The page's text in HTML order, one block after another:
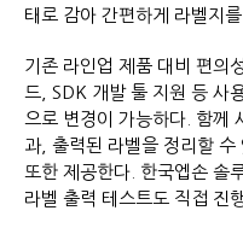
태로 감아 간편하게 라벨지
기존 라인업 제품 대비 편의
드, SDK 개발 툴 지원 등 사
으로 변경이 가능하다. 함께
과, 출력된 라벨을 정리할 수
또한 제공한다. 한국엡손 솔
라벨 출력 테스트도 직접 진